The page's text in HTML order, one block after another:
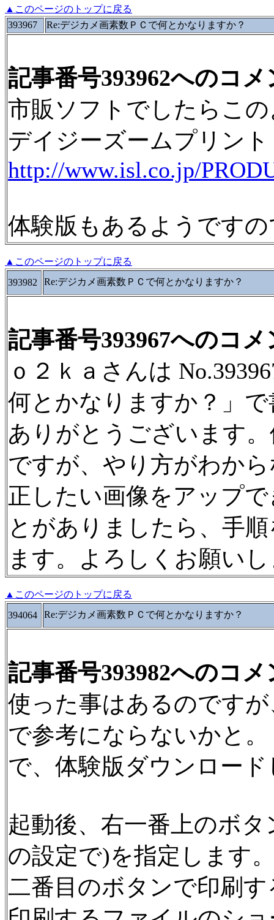
▲このページのトップに戻る
393967
Re:デジカメ画素数ＰＣで何とかなりますか？
記事番号393962へのコメ
市販ソフトでしたらこ
デイジーズームプリント
http://www.isl.co.jp/
体験版もあるようです
▲このページのトップに戻る
393982
Re:デジカメ画素数ＰＣで何とかなりますか？
記事番号393967へのコメ
ｏ２ｋａさんは
何とかなりますか？」
ありがとうございます
ですが、やり方がわか
正したい画像をアップ
とがありましたら、手
ます。よろしくお願い
▲このページのトップに戻る
394064
Re:デジカメ画素数ＰＣで何とかなりますか？
記事番号393982へのコメ
使った事はあるのです
で参考にならないかと。
で、体験版ダウンロー
起動後、右一番上のボ
の設定で)を指定します
二番目のボタンで印刷